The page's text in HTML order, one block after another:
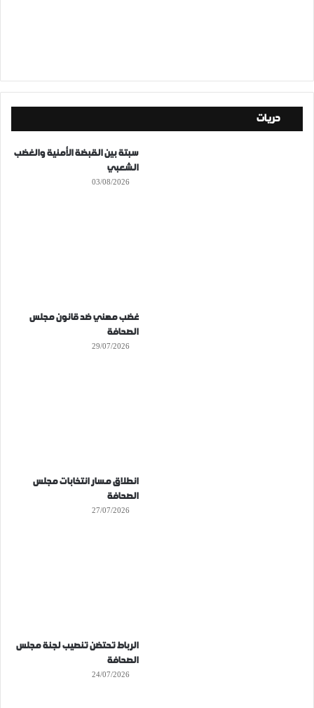
حريات
سبتة بين القبضة الأمنية والغضب
الشعبي
03/08/2026
غضب مهني ضد قانون مجلس
الصحافة
29/07/2026
انطلاق مسار انتخابات مجلس
الصحافة
27/07/2026
الرباط تحتضن تنصيب لجنة مجلس
الصحافة
24/07/2026